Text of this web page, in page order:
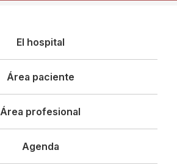
El hospital
Área paciente
Área profesional
Agenda